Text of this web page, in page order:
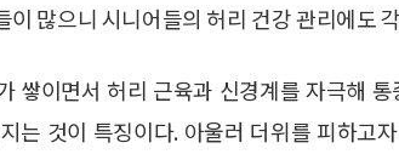
이 많으니 시니어들의 허리 건강 관리에도
쌓이면서 허리 근육과 신경계를 자극해
는 것이 특징이다. 아울러 더위를 피하고